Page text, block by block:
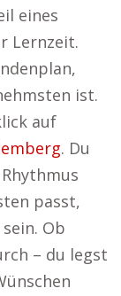
eines
Lernzeit.
ist.
auf
. Du
passt,
Ob
– du legst